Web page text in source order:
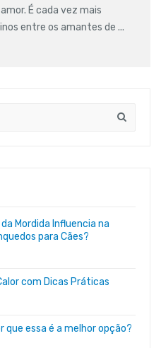
É cada vez mais
entre os amantes de ...
Mordida Influencia na
para Cães?
com Dicas Práticas
que essa é a melhor opção?